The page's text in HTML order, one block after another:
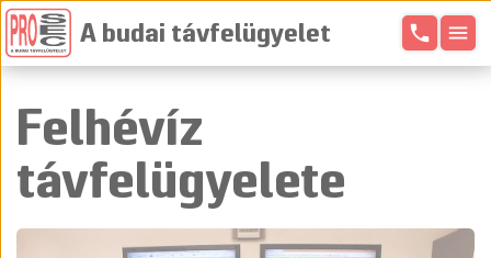
A budai távfelügyelet phone menu
Felhévíz
távfelügyelete